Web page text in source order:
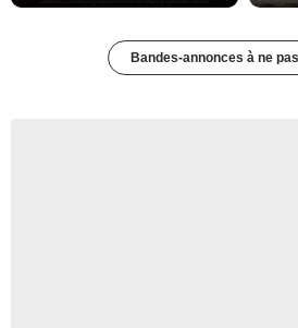
Bandes-annonces à ne